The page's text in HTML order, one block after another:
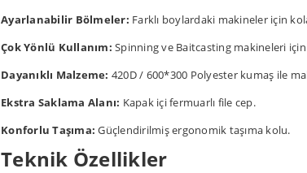
Ayarlanabilir Bölmeler: Farklı boylardaki makineler için
Çok Yönlü Kullanım: Spinning ve Baitcasting makineleri
Dayanıklı Malzeme: 420D / 600*300 Polyester kumaş ile
Ekstra Saklama Alanı: Kapak içi fermuarlı file cep.
Konforlu Taşıma: Güçlendirilmiş ergonomik taşıma kolu.
Teknik Özellikler